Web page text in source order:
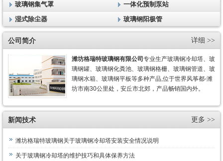
玻璃钢集气罩
一体化预制泵站
湿式除尘器
玻璃钢阳极管
公司简介 详细 >>
潍坊格瑞特玻璃钢有限公司 专业生产玻璃钢冷却塔、玻
璃钢罐、玻璃钢化粪池、玻璃钢格栅、玻璃钢管道、玻
璃钢水箱、玻璃钢平板等多种产品,位于世界风筝都-潍
坊市南30公里处，安丘市北郊，产品畅销国内外。
新闻技术 更多 >>
潍坊格瑞特玻璃钢关于玻璃钢冷却塔安装安全情况说明
关于玻璃钢冷却塔的维护技巧和具体保养方法